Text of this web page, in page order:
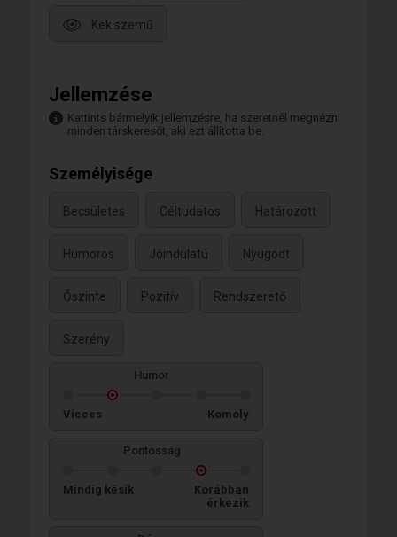
Kék szemű
Jellemzése
Kattints bármelyik jellemzésre, ha szeretnél megnézni
minden társkeresőt, aki ezt állította be.
Személyisége
Becsületes Céltudatos Határozott
Humoros Jóindulatú Nyugodt
Őszinte Pozitív Rendszerető
Szerény
Humor
Vicces Komoly
Pontosság
Mindig késik
Korábban
érkezik